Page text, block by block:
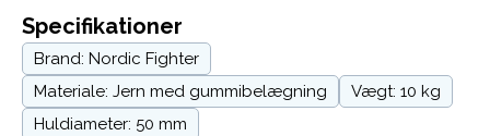
Specifikationer
Brand: Nordic Fighter
Materiale: Jern med gummibelægning
Vægt: 10 kg
Huldiameter: 50 mm